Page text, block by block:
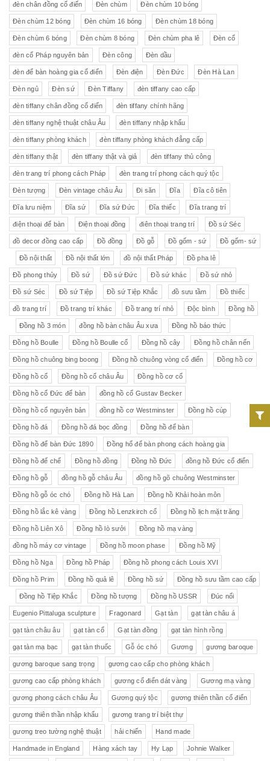
đèn chân đồng cổ điển Đèn chùm Đèn chùm 10 bóng
Đèn chùm 12 bóng Đèn chùm 16 bóng Đèn chùm 18 bóng
Đèn chùm 6 bóng Đèn chùm 8 bóng Đèn chùm pha lê Đèn cổ
đèn cổ Pháp nguyên bản Đèn công Đèn dầu
đèn để bàn hoàng gia cổ điển Đèn điện Đèn Đức Đèn Hà Lan
Đèn ngủ Đèn sứ Đèn Tiffany đèn tiffany cao cấp
đèn tiffany chân đồng cổ điển đèn tiffany chính hãng
đèn tiffany nghệ thuật châu Âu đèn tiffany nhập khẩu
đèn tiffany phòng khách đèn tiffany phòng khách đẳng cấp
đèn tiffany thật đèn tiffany thật và giả đèn tiffany thủ công
đèn trang trí phong cách Pháp đèn trang trí phong cách quý tộc
Đèn tượng Đèn vintage châu Âu Đi săn Đĩa Đĩa cô tiên
Đĩa lưu niệm Đĩa sứ Đĩa sứ Đức Đĩa thiếc Đĩa trang trí
điện thoại để bàn Điện thoại đồng điên thoại trang trí Đồ sứ Séc
đồ decor đồng cao cấp Đồ đồng Đồ gỗ Đồ gốm - sứ Đồ gốm- sứ
Đồ nội thất Đồ nội thất lớn đồ nội thất Pháp Đồ pha lê
Đồ phong thủy Đồ sứ Đồ sứ Đức Đồ sứ khác Đồ sứ nhỏ
Đồ sứ Séc Đồ sứ Tiệp Đồ sứ Tiệp Khắc đồ sưu tầm Đồ thiếc
đồ trang trí Đồ trang trí khác Đồ trang trí nhỏ Độc bình Đồng hồ
Đồng hồ 3 món đồng hồ bàn châu Âu xưa Đồng hồ báo thức
Đồng hồ Boulle Đồng hồ Boulle cổ Đồng hồ cây Đồng hồ chân nến
Đồng hồ chuông bing boong Đồng hồ chuông vòng cổ điển Đồng hồ cơ
Đồng hồ cổ Đồng hồ cổ châu Âu Đồng hồ cơ cổ
Đồng hồ cổ Đức để bàn đồng hồ cổ Gustav Becker
Đồng hồ cổ nguyên bản đồng hồ cơ Westminster Đồng hồ cúp
Đồng hồ đá Đồng hồ đá bọc đồng Đồng hồ để bàn
Đồng hồ để bàn Đức 1890 Đồng hổ để bàn phong cách hoàng gia
Đồng hồ đế chế Đồng hồ đồng Đồng hồ Đức đồng hồ Đức cổ điển
Đồng hồ gỗ đồng hồ gỗ châu Âu đồng hồ gõ chuông Westminster
Đồng hồ gỗ óc chó Đồng hồ Hà Lan Đồng hồ Khải hoàn môn
Đồng hồ lắc kê vàng Đồng hồ Lenzkirch cổ Đồng hồ lịch mặt trăng
Đồng hồ Liên Xô Đồng hồ lò sưởi Đồng hồ mạ vàng
đồng hồ máy cơ vintage Đồng hồ moon phase Đồng hồ Mỹ
Đồng hồ Nga Đồng hồ Pháp Đồng hồ phong cách Louis XVI
Đồng hồ Prim Đồng hồ quả lê Đồng hồ sứ Đồng hồ sưu tầm cao cấp
Đồng hồ Tiệp Khắc Đồng hồ tượng Đồng hồ USSR Đúc nổi
Eugenio Pittaluga sculpture Fragonard Gạt tàn gạt tàn châu á
gạt tàn châu âu gạt tàn cổ Gạt tàn đồng gạt tàn hình rồng
gạt tàn mạ bạc gạt tàn thuốc Gỗ óc chó Gương gương baroque
gương baroque sang trọng gương cao cấp cho phòng khách
gương cao cấp phòng khách gương cổ điển dát vàng Gương mạ vàng
gương phong cách châu Âu Gương quý tộc gương thiên thần cổ điển
gương thiên thần nhập khẩu gương trang trí biệt thự
gương treo tường nghệ thuật hải chiến Hand made
Handmade in England Hàng xách tay Hy Lạp Johnie Walker